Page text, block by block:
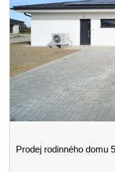
Prodej rodinného domu 5kk s